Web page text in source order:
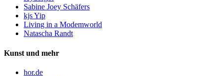
Sabine Joey Schäfers
kjs Yip
Living in a Modemworld
Natascha Randt
Kunst und mehr
hor.de